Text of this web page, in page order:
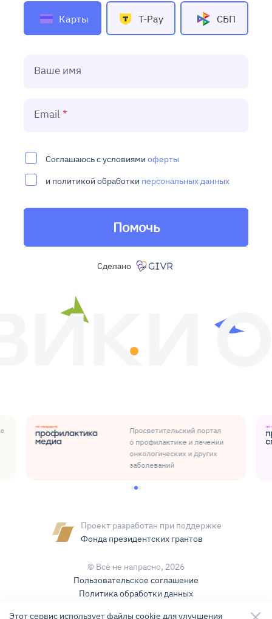
Карты T-Pay СБП
Ваше имя
Email
Соглашаюсь с условиями оферты
и политикой обработки персональных данных
Помочь
Сделано
Просветительский портал
о профилактике и лечении
онкологических и других
заболеваний
Проект разработан при поддержке
Фонда президентских грантов
© Всё не напрасно, 2026
Пользовательское соглашение
Политика обработки данных
Этот сервис использует файлы cookie для улучшения